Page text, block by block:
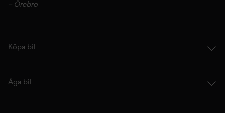
– Örebro
Köpa bil
Äga bil